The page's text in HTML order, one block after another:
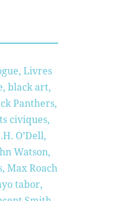
, Livres
, black art,
Panthers,
civiques,
O’Dell,
Watson,
, Max Roach
tabor,